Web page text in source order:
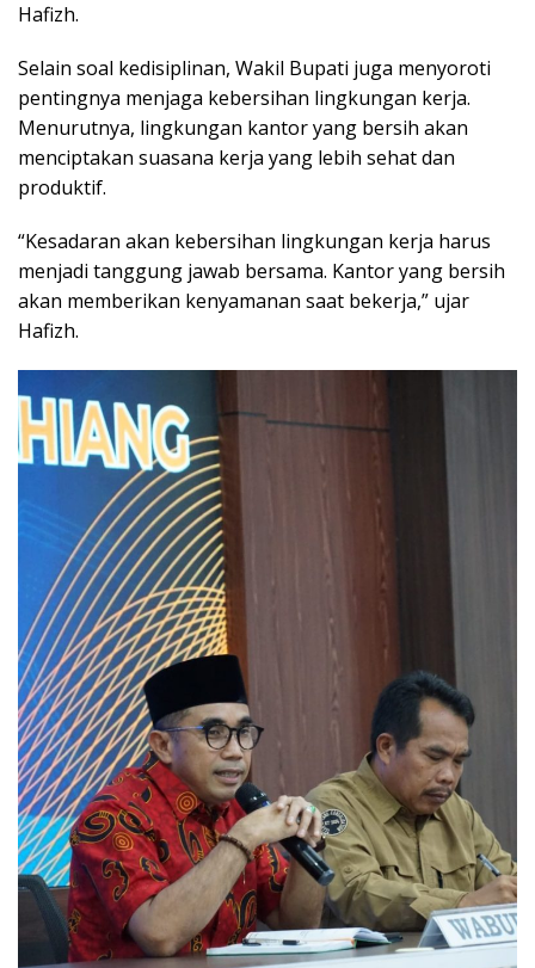
Hafizh.
Selain soal kedisiplinan, Wakil Bupati juga menyoroti
pentingnya menjaga kebersihan lingkungan kerja.
Menurutnya, lingkungan kantor yang bersih akan
menciptakan suasana kerja yang lebih sehat dan
produktif.
“Kesadaran akan kebersihan lingkungan kerja harus
menjadi tanggung jawab bersama. Kantor yang bersih
akan memberikan kenyamanan saat bekerja,” ujar
Hafizh.